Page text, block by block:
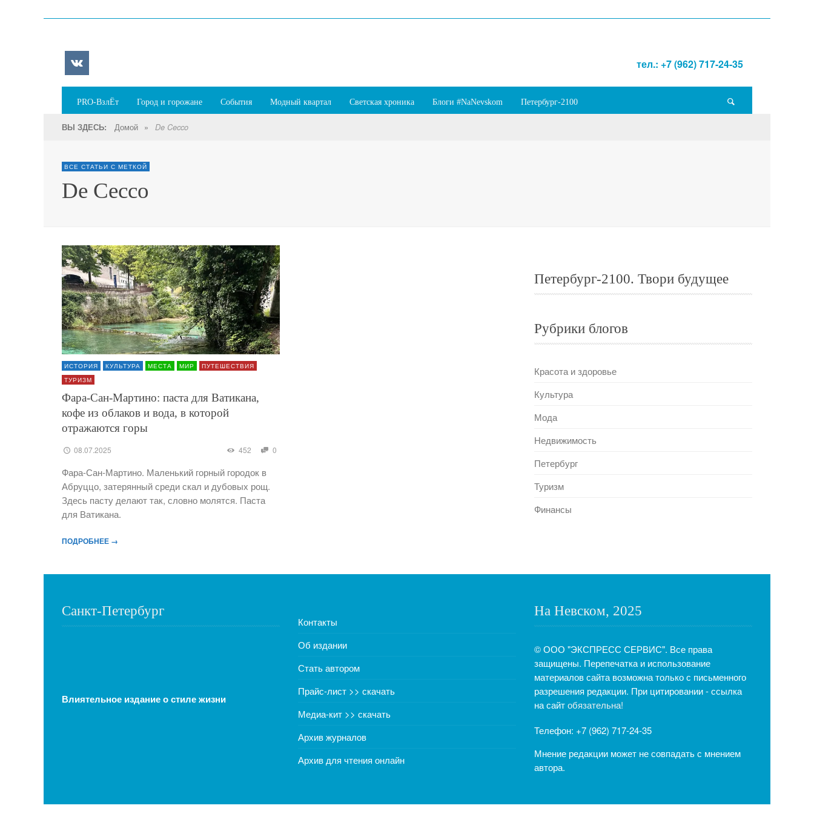
тел.: +7 (962) 717-24-35
PRO-ВзлЁт Город и горожане События Модный квартал Светская хроника Блоги #NaNevskom Петербург-2100
ВЫ ЗДЕСЬ: Домой » De Cecco
ВСЕ СТАТЬИ С МЕТКОЙ
De Cecco
ИСТОРИЯ КУЛЬТУРА МЕСТА МИР
ПУТЕШЕСТВИЯ
ТУРИЗМ
Фара-Сан-Мартино: паста для Ватикана,
кофе из облаков и вода, в которой
отражаются горы
08.07.2025 452 0
Фара-Сан-Мартино. Маленький горный городок в
Абруццо, затерянный среди скал и дубовых рощ.
Здесь пасту делают так, словно молятся. Паста
для Ватикана.
ПОДРОБНЕЕ →
Петербург-2100. Твори будущее
Рубрики блогов
Красота и здоровье
Культура
Мода
Недвижимость
Петербург
Туризм
Финансы
Санкт-Петербург
Влиятельное издание о стиле жизни
Контакты
Об издании
Стать автором
Прайс-лист >> скачать
Медиа-кит >> скачать
Архив журналов
Архив для чтения онлайн
На Невском, 2025
© ООО "ЭКСПРЕСС СЕРВИС". Все права
защищены. Перепечатка и использование
материалов сайта возможна только с письменного
разрешения редакции. При цитировании - ссылка
на сайтобязательна!
Телефон: +7 (962) 717-24-35
Мнение редакции может не совпадать с мнением
автора.